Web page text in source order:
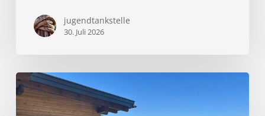
jugendtankstelle
30. Juli 2026
Sommer,
Sonne,
Sonnenliegen